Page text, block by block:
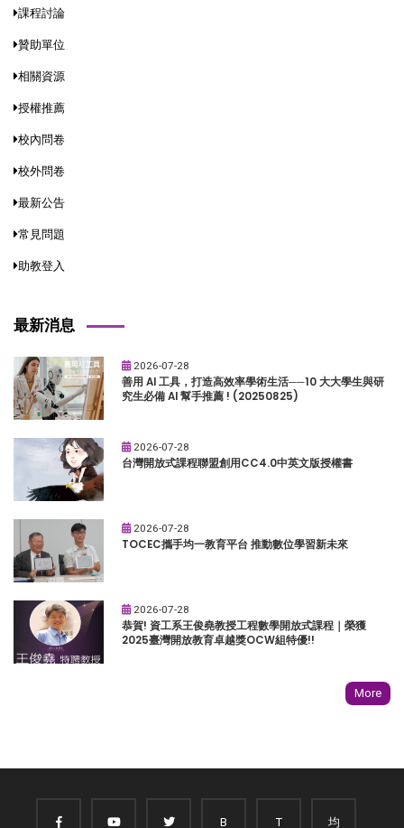
課程討論
贊助單位
相關資源
授權推薦
校內問卷
校外問卷
最新公告
常見問題
助教登入
最新消息
2026-07-28
善用 AI 工具，打造高效率學術生活──10 大大學生與研
究生必備 AI 幫手推薦 ! (20250825)
2026-07-28
台灣開放式課程聯盟創用CC4.0中英文版授權書
2026-07-28
TOCEC攜手均一教育平台 推動數位學習新未來
2026-07-28
恭賀! 資工系王俊堯教授工程數學開放式課程｜榮獲
2025臺灣開放教育卓越獎OCW組特優!!
More
B T 均